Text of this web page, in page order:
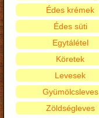
Édes krémek
Édes süti
Egytálétel
Köretek
Levesek
Gyümölcsleves
Zöldségleves